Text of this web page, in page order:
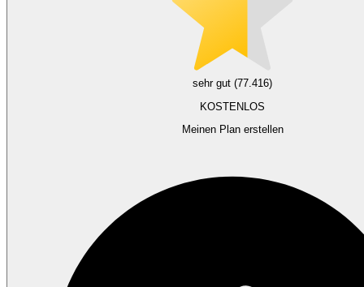
sehr gut (77.416)
KOSTENLOS
Meinen Plan erstellen